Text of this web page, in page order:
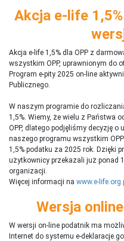
Akcja e-life
Akcja e-life 1,5% dla OPP z
wszystkim OPP, uprawnionym do
Program e-pity 2025 on-line
Publicznego.
W naszym programie do
1,5%. Wiemy, że wielu z Państwa
OPP, dlatego podjęliśmy decyzję o
naszego programu wszystkim
1,5% podatku za 2025 rok. Dzięki
użytkownicy przekazali już ponad
organizacji.
Więcej informacji na www.e-
Wersja
W wersji on-line podatnik ma
Internet do systemu e-